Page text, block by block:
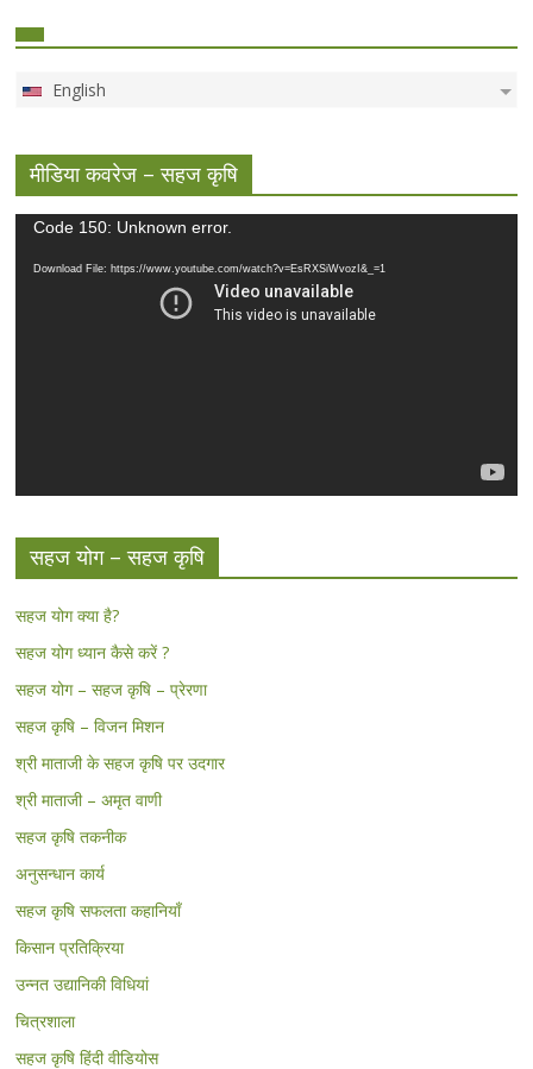
English
मीडिया कवरेज – सहज कृषि
Video
Code 150: Unknown error.
Download File: https://www.youtube.com/watch?v=EsRXSiWvozI&_=1
सहज योग – सहज कृषि
सहज योग क्या है?
सहज योग ध्यान कैसे करें ?
सहज योग – सहज कृषि – प्रेरणा
सहज कृषि – विजन मिशन
श्री माताजी के सहज कृषि पर उदगार
श्री माताजी – अमृत वाणी
सहज कृषि तकनीक
अनुसन्धान कार्य
सहज कृषि सफलता कहानियाँ
किसान प्रतिक्रिया
उन्नत उद्यानिकी विधियां
चित्रशाला
सहज कृषि हिंदी वीडियोस